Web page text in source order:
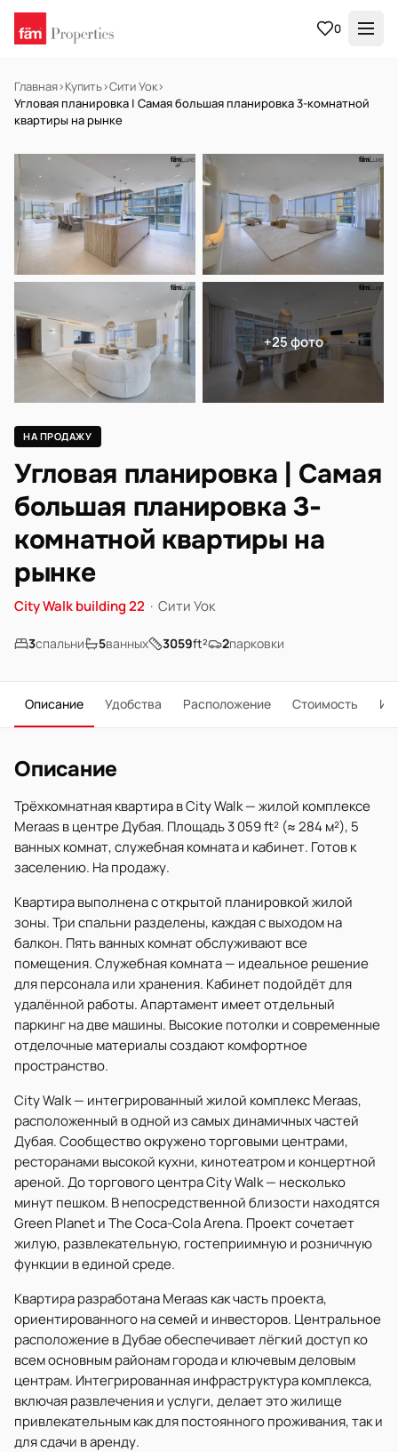
0
Главная›Купить›Сити Уок›
Угловая планировка | Самая большая планировка 3-комнатной
квартиры на рынке
Готов к заселению
+25 фото
НА ПРОДАЖУ
Угловая планировка | Самая
большая планировка 3-
комнатной квартиры на
рынке
City Walk building 22 · Сити Уок
3спальни 5ванных 3059ft² 2парковки
Описание Удобства Расположение Стоимость
Описание
Трёхкомнатная квартира в City Walk — жилой комплексе
Meraas в центре Дубая. Площадь 3 059 ft² (≈ 284 м²), 5
ванных комнат, служебная комната и кабинет. Готов к
заселению. На продажу.
Квартира выполнена с открытой планировкой жилой
зоны. Три спальни разделены, каждая с выходом на
балкон. Пять ванных комнат обслуживают все
помещения. Служебная комната — идеальное решение
для персонала или хранения. Кабинет подойдёт для
удалённой работы. Апартамент имеет отдельный
паркинг на две машины. Высокие потолки и современные
отделочные материалы создают комфортное
пространство.
City Walk — интегрированный жилой комплекс Meraas,
расположенный в одной из самых динамичных частей
Дубая. Сообщество окружено торговыми центрами,
ресторанами высокой кухни, кинотеатром и концертной
ареной. До торгового центра City Walk — несколько
минут пешком. В непосредственной близости находятся
Green Planet и The Coca-Cola Arena. Проект сочетает
жилую, развлекательную, гостеприимную и розничную
функции в единой среде.
Квартира разработана Meraas как часть проекта,
ориентированного на семей и инвесторов. Центральное
расположение в Дубае обеспечивает лёгкий доступ ко
всем основным районам города и ключевым деловым
центрам. Интегрированная инфраструктура комплекса,
включая развлечения и услуги, делает это жилище
привлекательным как для постоянного проживания, так и
для сдачи в аренду.